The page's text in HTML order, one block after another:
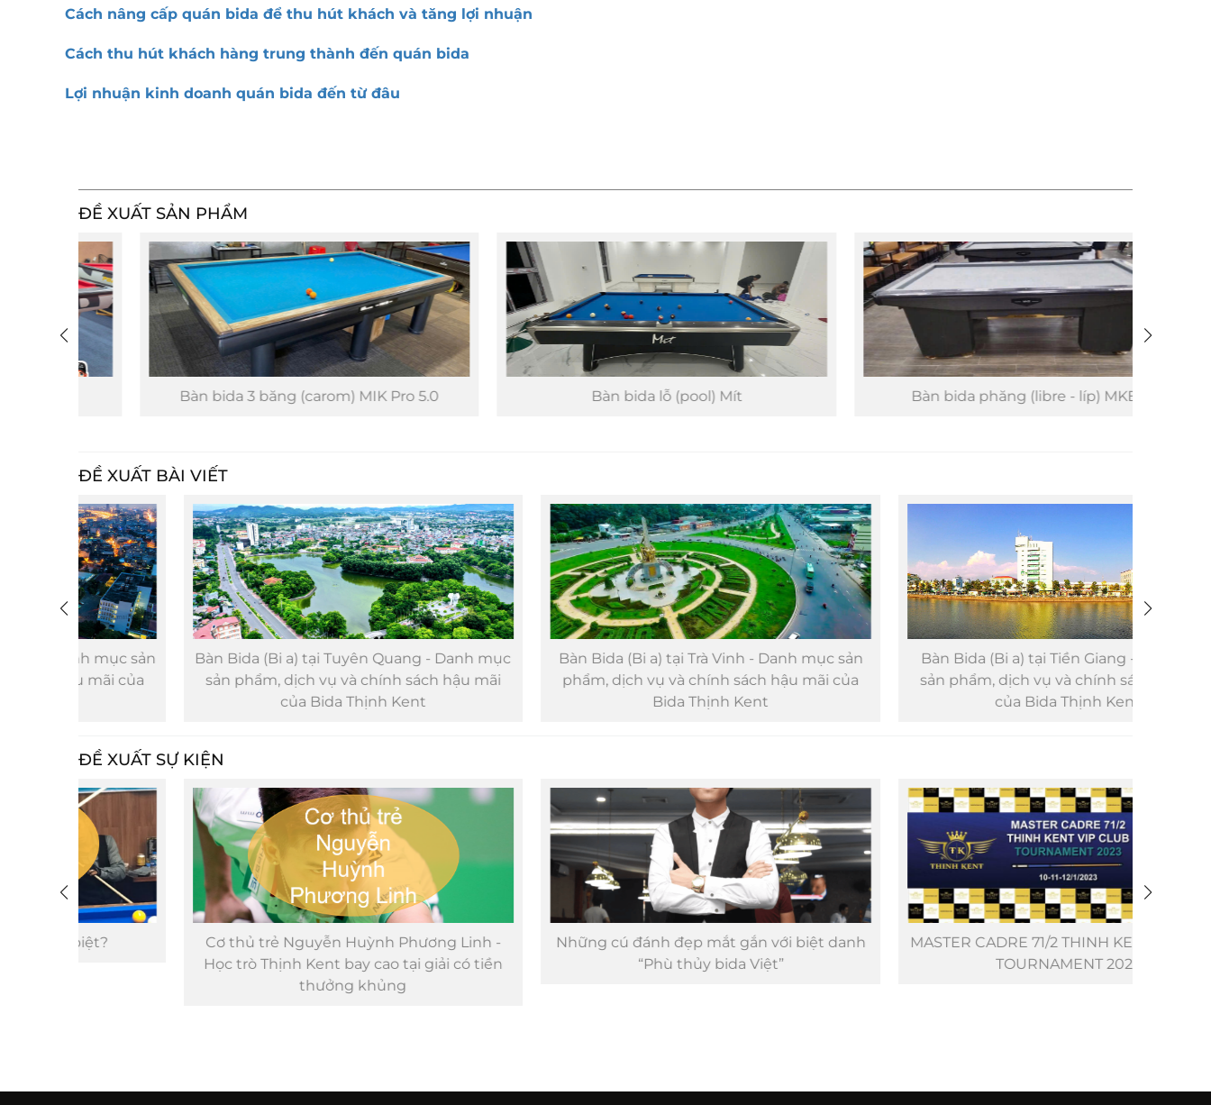
Cách nâng cấp quán bida để thu hút khách và tăng lợi nhuận
Cách thu hút khách hàng trung thành đến quán bida
Lợi nhuận kinh doanh quán bida đến từ đâu
ĐỀ XUẤT SẢN PHẨM
Bàn bida 3 băng (carom) MIK Pro 5.0 Bàn bida lỗ (pool) Mít Bàn bida phăng (libre - líp) MKE
ĐỀ XUẤT BÀI VIẾT
Bàn Bida (Bi a) tại Tuyên Quang - Danh mục
sản phẩm, dịch vụ và chính sách hậu mãi
của Bida Thịnh Kent
Bàn Bida (Bi a) tại Trà Vinh - Danh mục sản
phẩm, dịch vụ và chính sách hậu mãi của
Bida Thịnh Kent
Bàn Bida (Bi a) tại Tiền Giang - Danh mục
sản phẩm, dịch vụ và chính sách hậu mãi
của Bida Thịnh Kent
ĐỀ XUẤT SỰ KIỆN
Cơ thủ trẻ Nguyễn Huỳnh Phương Linh -
Học trò Thịnh Kent bay cao tại giải có tiền
thưởng khủng
Những cú đánh đẹp mắt gắn với biệt danh
“Phù thủy bida Việt”
MASTER CADRE 71/2 THINH KENT VIP CLUB
TOURNAMENT 2023